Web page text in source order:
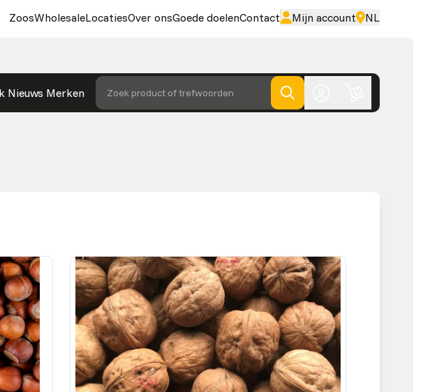
ZoosWholesaleLocatiesOver onsGoede doelenContact Mijn account NL
Nieuws Merken Zoek product of trefwoorden